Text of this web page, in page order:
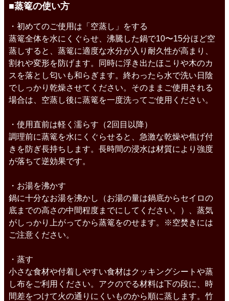
■蒸篭の使い方
・初めてのご使用は「空蒸し」をする
蒸篭全体を水にくぐらせ、沸騰した鍋で10〜15分ほど空
蒸しすると、蒸篭に適度な水分が入り耐久性が高まり、
割れや変形を防げます。同時に浮き出たほこりや木のカ
スを落とし匂いも和らぎます。終わったら水で洗い日陰
でしっかり乾燥させてください。そのままご使用される
場合は、空蒸し後に蒸篭を一度洗ってご使用ください。
・使用直前は軽く濡らす（2回目以降）
調理前に蒸篭を水にくぐらせると、急激な乾燥や焦げ付
きを防ぎ長持ちします。長時間の浸水は材質により強度
が落ちて逆効果です。
・お湯を沸かす
鍋に十分なお湯を沸かし（お湯の量は鍋底からセイロの
底までの高さの中間程度までにしてください。）、蒸気
がしっかり上がってから蒸篭をのせます。※空焚きには
ご注意ください。
・蒸す
小さな食材や付着しやすい食材はクッキングシートや蒸
し布をご利用ください。アクのでる材料は下の段に、時
間差をつけて火の通りにくいものから順に蒸します。竹